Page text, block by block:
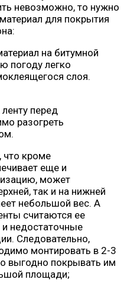
невозможно, то нужно
для покрытия
на битумной
погоду легко
слоя.
перед
разогреть
что кроме
еще и
может
так и на нижней
небольшой вес. А
считаются ее
недостаточные
Следовательно,
монтировать в 2-3
выгодно покрывать им
площади;